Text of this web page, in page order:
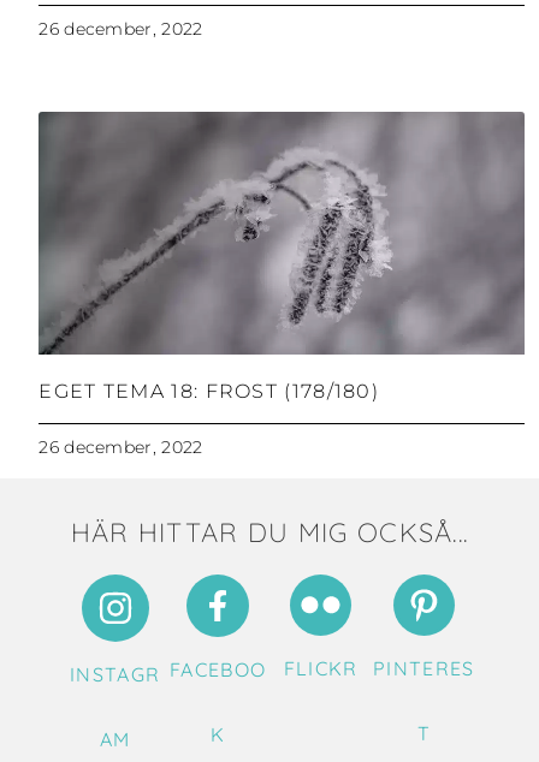
26 december, 2022
EGET TEMA 18: FROST (178/180)
26 december, 2022
HÄR HITTAR DU MIG OCKSÅ...
INSTAGR
AM
FACEBOO
K
FLICKR PINTERES
T